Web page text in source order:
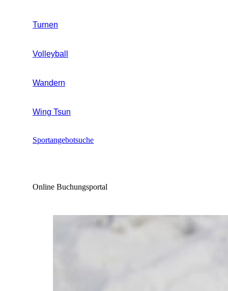
Turnen
Volleyball
Wandern
Wing Tsun
Sportangebotsuche
Online Buchungsportal